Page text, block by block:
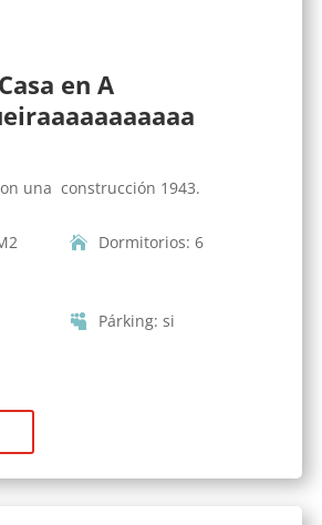
Casa en A
una construcción 1943.
Dormitorios: 6
Párking: si